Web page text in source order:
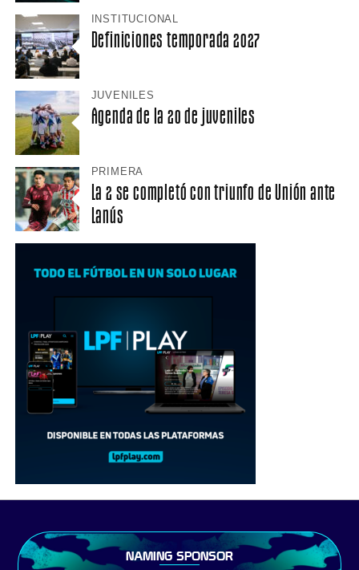
INSTITUCIONAL
Definiciones temporada 2027
JUVENILES
Agenda de la 20 de juveniles
PRIMERA
La 2 se completó con triunfo de Unión ante
Lanús
NAMING SPONSOR